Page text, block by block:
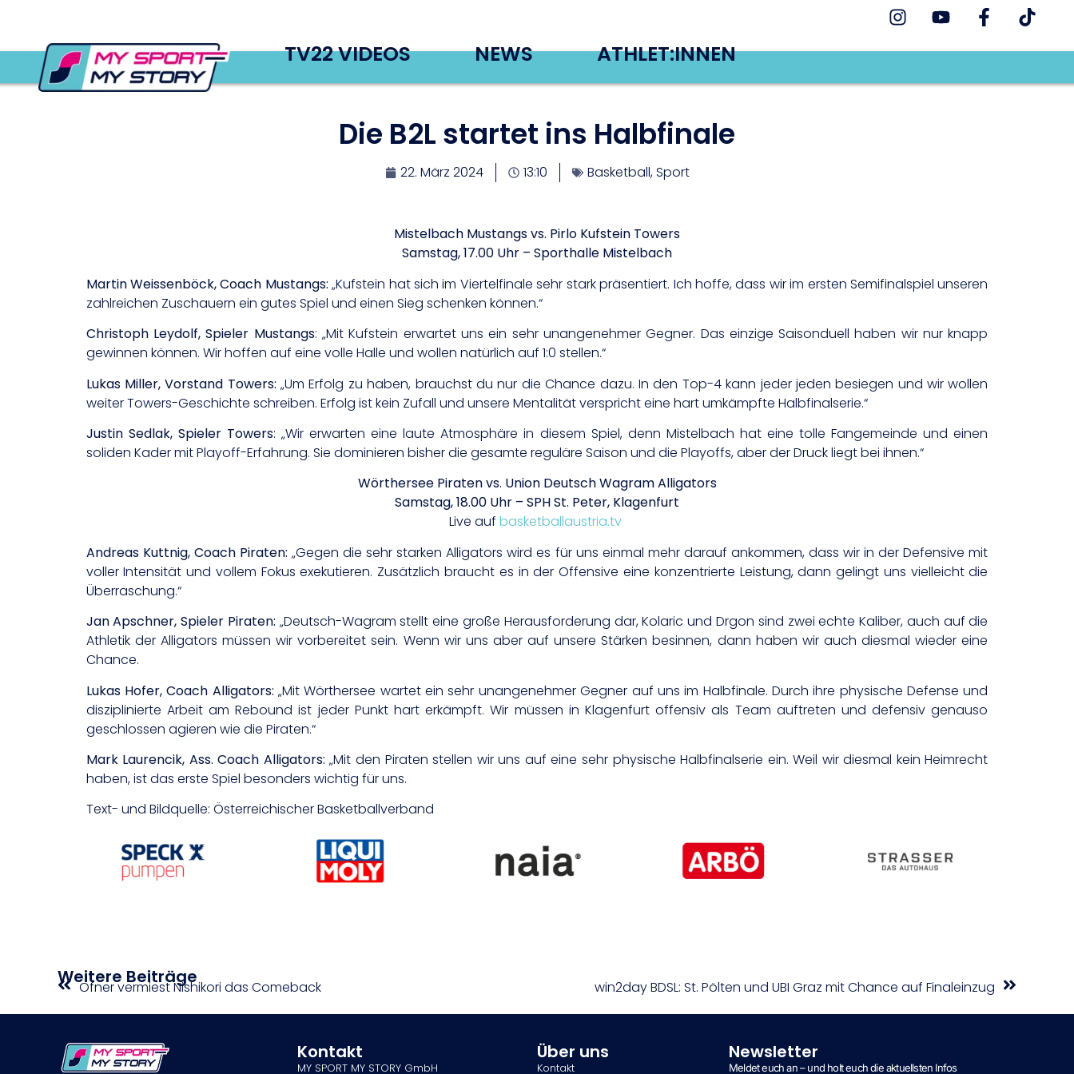
TV22 VIDEOS NEWS ATHLET:INNEN
Die B2L startet ins Halbfinale
22. März 2024 13:10 Basketball,Sport
Mistelbach Mustangs vs. Pirlo Kufstein Towers
Samstag, 17.00 Uhr – Sporthalle Mistelbach
Martin Weissenböck, Coach Mustangs:„Kufstein hat sich im Viertelfinale sehr stark präsentiert. Ich hoffe, dass wir im ersten Semifinalspiel unseren
zahlreichen Zuschauern ein gutes Spiel und einen Sieg schenken können.“
Christoph Leydolf, Spieler Mustangs: „Mit Kufstein erwartet uns ein sehr unangenehmer Gegner. Das einzige Saisonduell haben wir nur knapp
gewinnen können. Wir hoffen auf eine volle Halle und wollen natürlich auf 1:0 stellen.“
Lukas Miller, Vorstand Towers:„Um Erfolg zu haben, brauchst du nur die Chance dazu. In den Top-4 kann jeder jeden besiegen und wir wollen
weiter Towers-Geschichte schreiben. Erfolg ist kein Zufall und unsere Mentalität verspricht eine hart umkämpfte Halbfinalserie.“
Justin Sedlak, Spieler Towers: „Wir erwarten eine laute Atmosphäre in diesem Spiel, denn Mistelbach hat eine tolle Fangemeinde und einen
soliden Kader mit Playoff-Erfahrung. Sie dominieren bisher die gesamte reguläre Saison und die Playoffs, aber der Druck liegt bei ihnen.“
Wörthersee Piraten vs. Union Deutsch Wagram Alligators
Samstag, 18.00 Uhr – SPH St. Peter, Klagenfurt
Live auf basketballaustria.tv
Andreas Kuttnig, Coach Piraten: „Gegen die sehr starken Alligators wird es für uns einmal mehr darauf ankommen, dass wir in der Defensive mit
voller Intensität und vollem Fokus exekutieren. Zusätzlich braucht es in der Offensive eine konzentrierte Leistung, dann gelingt uns vielleicht die
Überraschung.“
Jan Apschner, Spieler Piraten: „Deutsch-Wagram stellt eine große Herausforderung dar, Kolaric und Drgon sind zwei echte Kaliber, auch auf die
Athletik der Alligators müssen wir vorbereitet sein. Wenn wir uns aber auf unsere Stärken besinnen, dann haben wir auch diesmal wieder eine
Chance.
Lukas Hofer, Coach Alligators: „Mit Wörthersee wartet ein sehr unangenehmer Gegner auf uns im Halbfinale. Durch ihre physische Defense und
disziplinierte Arbeit am Rebound ist jeder Punkt hart erkämpft. Wir müssen in Klagenfurt offensiv als Team auftreten und defensiv genauso
geschlossen agieren wie die Piraten.“
Mark Laurencik, Ass. Coach Alligators:„Mit den Piraten stellen wir uns auf eine sehr physische Halbfinalserie ein. Weil wir diesmal kein Heimrecht
haben, ist das erste Spiel besonders wichtig für uns.
Text- und Bildquelle: Österreichischer Basketballverband
Weitere Beiträge
Ofner vermiest Nishikori das Comeback win2day BDSL: St. Pölten und UBI Graz mit Chance auf Finaleinzug
Kontakt
MY SPORT MY STORY GmbH
Über uns
Kontakt
Newsletter
Meldet euch an – und holt euch die aktuellsten Infos